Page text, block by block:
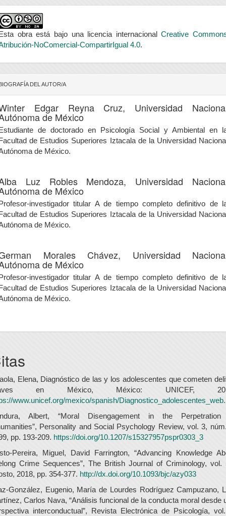
obra está bajo una licencia internacionalCreative
NoComercial-CompartirIgual 4.0.
DEL AUTOR/A
Edgar Reyna Cruz, Universidad
de México
de doctorado en Psicología Social y Ambiental en
de Estudios Superiores Iztacala de la Universidad
de México.
Luz Robles Mendoza, Universidad
de México
investigador titular A de tiempo completo definitivo de
de Estudios Superiores Iztacala de la Universidad
de México.
Morales Chávez, Universidad
de México
investigador titular A de tiempo completo definitivo de
de Estudios Superiores Iztacala de la Universidad
de México.
Elena, Diagnóstico de las y los adolescentes que cometen
en México, México: UNICEF,
www.unicef.org/mexico/spanish/
Albert, “Moral Disengagement in the
Personality and Social Psychology Review, vol. 3,
pp. 193-209. https://doi.org/10.1207/s15327957pspr0303_3
Pereira, Miguel, David Farrington, “Advancing Knowledge
Crime Sequences”, The British Journal of Criminology, vol.
2018, pp. 354-377. http://dx.doi.org/10.1093/bjc/azy033
González, Eugenio, María de Lourdes Rodríguez Campuzano,
Carlos Nava, “Análisis funcional de la conducta moral desde
interconductual”, Revista Electrónica de Psicología,